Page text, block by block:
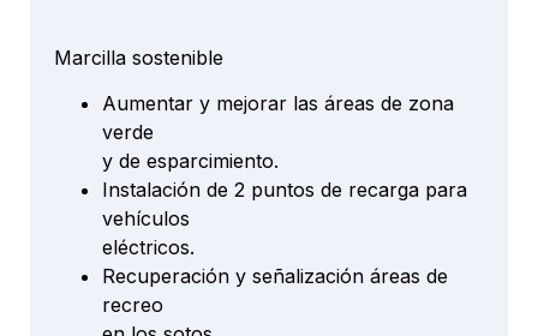
Marcilla sostenible
Aumentar y mejorar las áreas de zona
verde
y de esparcimiento.
Instalación de 2 puntos de recarga para
vehículos
eléctricos.
Recuperación y señalización áreas de
recreo